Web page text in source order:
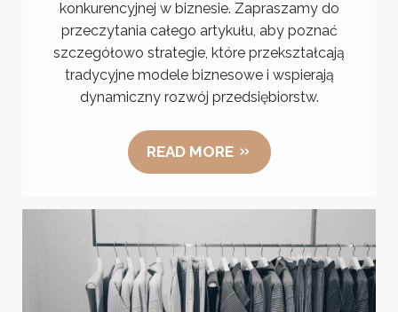
konkurencyjnej w biznesie. Zapraszamy do
przeczytania całego artykułu, aby poznać
szczegółowo strategie, które przekształcają
tradycyjne modele biznesowe i wspierają
dynamiczny rozwój przedsiębiorstw.
READ MORE